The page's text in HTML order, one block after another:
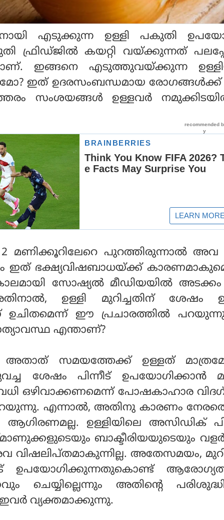
എടുക്കുന്ന ഉള്ളി പകുതി
ഫ്രിഡ്ജില്‍ കയറ്റി വയ്ക്കുന്നത്
ഇങ്ങനെ എടുത്തുവയ്ക്കുന്ന
ഇത് ഉദരസംബന്ധമായ രോഗങ്ങള്‍ക്ക്
സംശയങ്ങള്‍ ഉള്ളവര്‍
മണിക്കൂറിലേറെ പുറത്തിരുന്നാല്‍ അവ
ഇത് ഭക്ഷ്യവിഷബാധയ്ക്ക്
സോഷ്യല്‍ മീഡിയയില്‍ അടക്കം
ഉള്ളി മുറിച്ചതിന് ശേഷം
ഉചിതമെന്ന് ഈ പ്രചാരത്തില്‍
എന്താണ്?
അതാത് സമയത്തേക്ക് ഉള്ളത്
ശേഷം പിന്നീട് ഉപയോഗിക്കാന്‍
ഒഴിവാക്കണമെന്ന് പോഷകാഹാര
എന്നാല്‍, അതിനു കാരണം
ആഗിരണമല്ല. ഉള്ളിയിലെ അസിഡിക്
ബാക്ടീരിയയുടെയും
വിഷലിപ്തമാകുന്നില്ല. അതേസമയം,
ഉപയോഗിക്കുന്നതുകൊണ്ട്
അതിന്റെ
ഇവര്‍ വ്യക്തമാക്കുന്നു.